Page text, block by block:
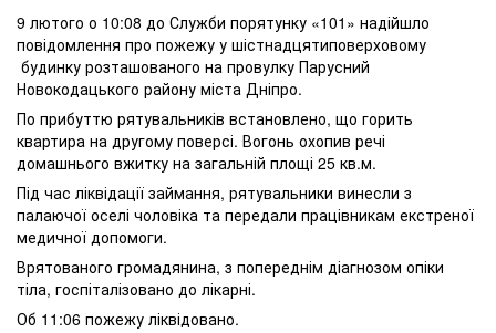
9 лютого о 10:08 до Служби порятунку «101» надійшло
повідомлення про пожежу у шістнадцятиповерховому
будинку розташованого на провулку Парусний
Новокодацького району міста Дніпро.
По прибуттю рятувальників встановлено, що горить
квартира на другому поверсі. Вогонь охопив речі
домашнього вжитку на загальній площі 25 кв.м.
Під час ліквідації займання, рятувальники винесли з
палаючої оселі чоловіка та передали працівникам екстреної
медичної допомоги.
Врятованого громадянина, з попереднім діагнозом опіки
тіла, госпіталізовано до лікарні.
Об 11:06 пожежу ліквідовано.